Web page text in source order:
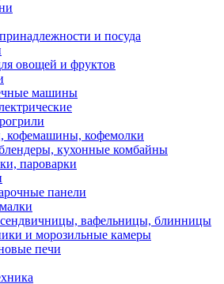
и посуда
овощей и фруктов
машины
кофемашины, кофемолки
кухонные комбайны
пароварки
панели
вафельницы, блинницы
и морозильные камеры
печи